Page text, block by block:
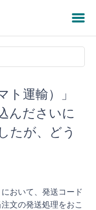
ト運輸）」
んださいに
たが、どう
おいて、発送コード
文の発送処理をおこ